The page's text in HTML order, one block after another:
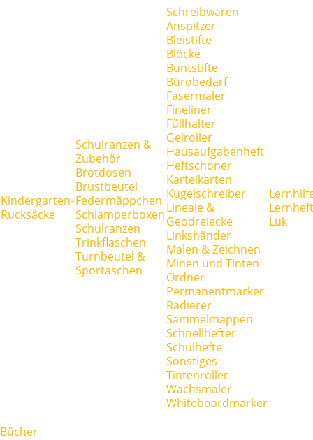
Kindergarten-
Rucksäcke
Schulranzen &
Zubehör
Brotdosen
Brustbeutel
Federmäppchen
Schlamperboxen
Schulranzen
Trinkflaschen
Turnbeutel &
Sportaschen
Schreibwaren
Anspitzer
Bleistifte
Blöcke
Buntstifte
Bürobedarf
Fasermaler
Fineliner
Füllhalter
Gelroller
Hausaufgabenheft
Heftschoner
Karteikarten
Kugelschreiber
Lineale &
Geodreiecke
Linkshänder
Malen & Zeichnen
Minen und Tinten
Ordner
Permanentmarker
Radierer
Sammelmappen
Schnellhefter
Schulhefte
Sonstiges
Tintenroller
Wachsmaler
Whiteboardmarker
Lük
Bücher